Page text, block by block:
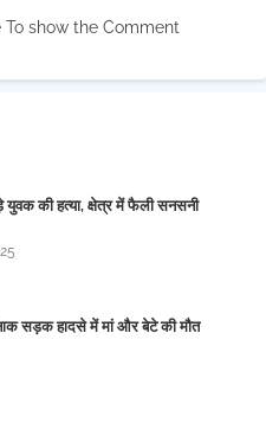
show the Comment
युवक की हत्या, क्षेत्र में फैली सनसनी
सड़क हादसे में मां और बेटे की मौत